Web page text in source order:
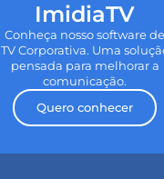
ImidiaTV
Conheça nosso software de
TV Corporativa. Uma
pensada para melhorar a
comunicação.
Quero conhecer